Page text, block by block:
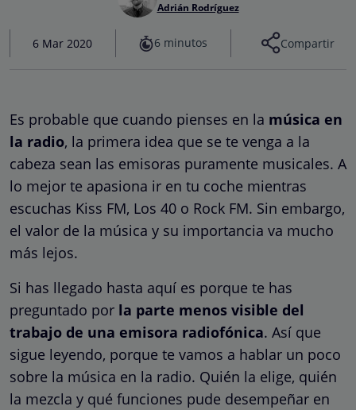
Adrián Rodríguez
6 Mar 2020 6 minutos Compartir
Es probable que cuando pienses en la música en
la radio, la primera idea que se te venga a la
cabeza sean las emisoras puramente musicales. A
lo mejor te apasiona ir en tu coche mientras
escuchas Kiss FM, Los 40 o Rock FM. Sin embargo,
el valor de la música y su importancia va mucho
más lejos.
Si has llegado hasta aquí es porque te has
preguntado por la parte menos visible del
trabajo de una emisora radiofónica. Así que
sigue leyendo, porque te vamos a hablar un poco
sobre la música en la radio. Quién la elige, quién
la mezcla y qué funciones pude desempeñar en